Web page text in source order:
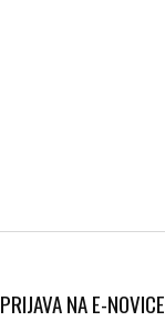
PRIJAVA NA E-NOVICE